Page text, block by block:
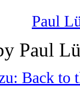
Paul
Paul
Back to